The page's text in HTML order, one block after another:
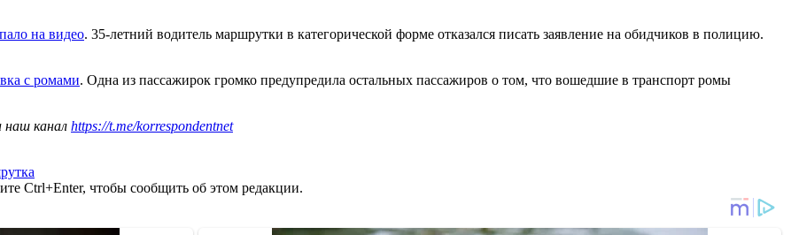
на видео. 35-летний водитель маршрутки в категорической форме отказался писать заявление на обидчиков в полицию.
с ромами. Одна из пассажирок громко предупредила остальных пассажиров о том, что вошедшие в транспорт ромы
наш канал https://t.me/korrespondentnet
Ctrl+Enter, чтобы сообщить об этом редакции.